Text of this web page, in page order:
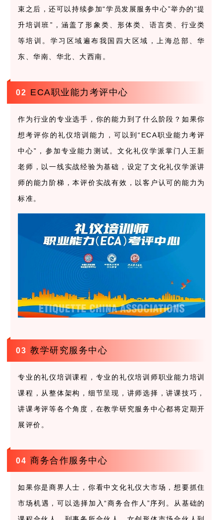
束之后，还可以持续参加“学员发展服务中心”举办的“提
升培训班”，涵盖了形象类、形体类、语言类、行业类
等培训。学习区域遍布我国四大区域，上海总部、华
东、华南、华北、大西南。
02 ECA职业能力考评中心
作为行业的专业选手，你的能力到了什么阶段？如果你
想考评你的礼仪培训能力，可以到“ECA职业能力考评
中心”，参加专业能力测试。文化礼仪学派掌门人王新
老师，以一线实战经验为基础，设定了文化礼仪学派讲
师的能力阶梯，本评价实战有效，以客户认可的能力为
标准。
03 教学研究服务中心
专业的礼仪培训课程，专业的礼仪培训师职业能力培训
课程，从整体架构，细节呈现，讲师选择，讲课技巧，
讲课考评等各个角度，在教学研究服务中心都将定期开
展评价。
04 商务合作服务中心
如果你是商界人士，你看中文化礼仪大市场，想要抓住
市场机遇，可以选择加入“商务合作人”序列。从基础的